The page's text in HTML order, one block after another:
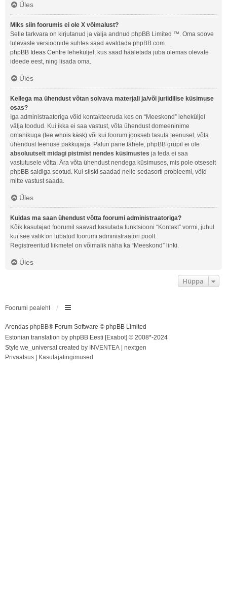
Üles
Miks siin foorumis ei ole X võimalust?
Selle tarkvara on kirjutanud ja välja andnud phpBB Limited ™. Oma soove
tulevaste versioonide suhtes saad avaldada phpBB.com
phpBB Ideas Centre leheküljel, kus saad hääletada juba olemas olevate
ideede eest, ning lisada oma.
Üles
Kellega ma ühendust võtan solvava materjali ja/või juriidilise küsimuse
osas?
Iga administraatoriga võid kontakteeruda kes on “Meeskond” leheküljel
välja toodud. Kui ikka ei saa vastust, võta ühendust domeeninime
omanikuga (tee whois käsk) või kui foorum jookseb tasuta teenusel, võta
ühendust teenuse pakkujaga. Palun pane tähele, phpBB grupil ei ole
absoluutselt midagi pistmist nendes küsimustes ja teda ei saa
vastutusele võtta. Ära võta ühendust nendega küsimuses, mis pole otseselt
phpBB saidiga seotud. Kui siiski saadad neile sedasorti probleemi, võid
mitte vastust saada.
Üles
Kuidas ma saan ühendust võtta foorumi administraatoriga?
Kõik kasutajad foorumil saavad kasutada funktsiooni “Kontakt” vormi, juhul
kui see valik on lubatud foorumi administraatori poolt.
Registreeritud liikmetel on võimalik näha ka “Meeskond” linki.
Üles
Hüppa
Foorumi pealeht
Arendas phpBB® Forum Software © phpBB Limited
Estonian translation by phpBB Eesti [Exabot] © 2008*-2024
Style we_universal created by INVENTEA
nextgen
Privaatsus
Kasutajatingimused